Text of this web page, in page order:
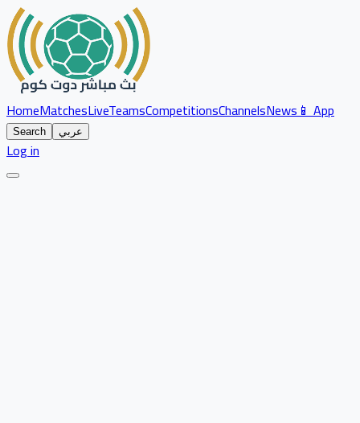
HomeMatchesLiveTeamsCompetitionsChannelsNews📱 App
Search عربي
Log in